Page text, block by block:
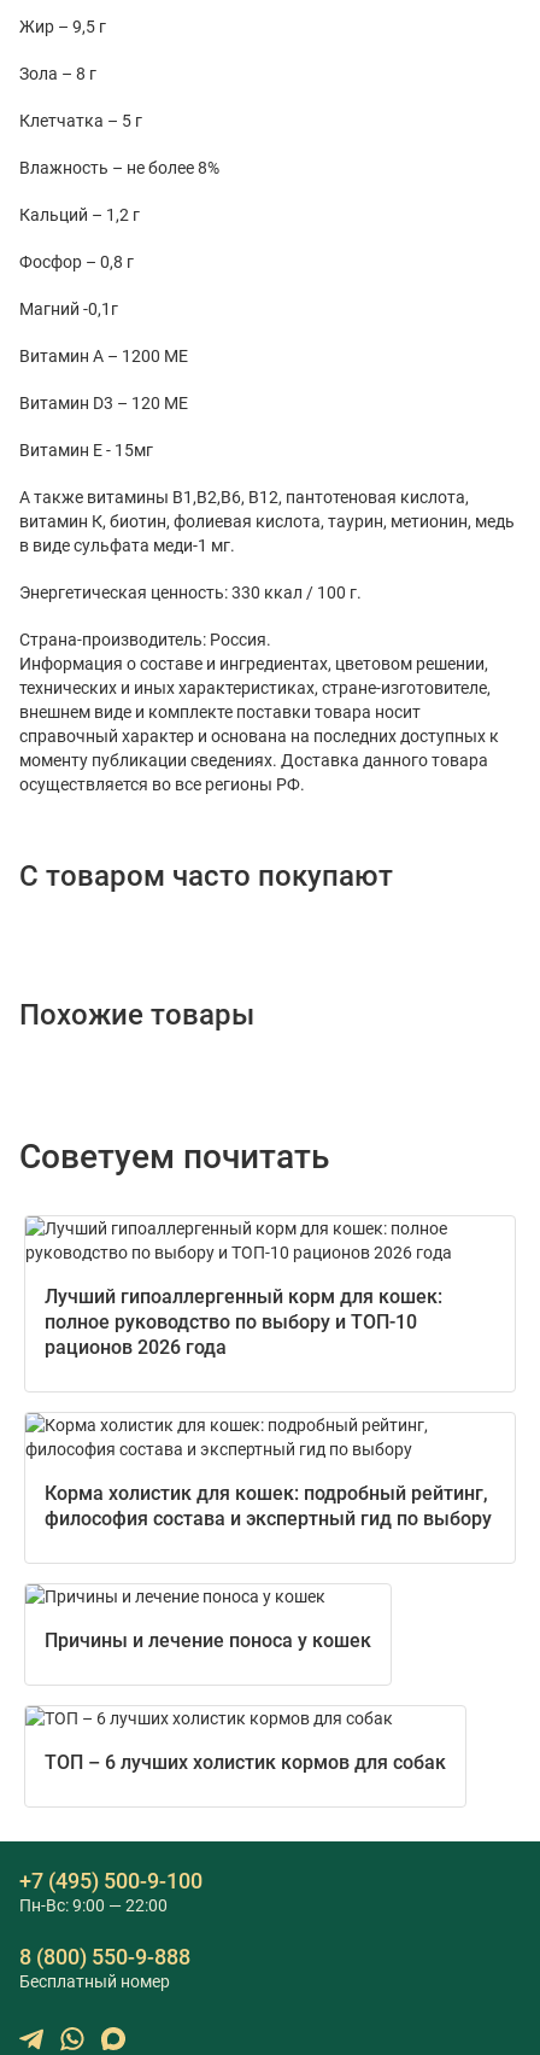
Жир – 9,5 г
Зола – 8 г
Клетчатка – 5 г
Влажность – не более 8%
Кальций – 1,2 г
Фосфор – 0,8 г
Магний -0,1г
Витамин А – 1200 МЕ
Витамин D3 – 120 МЕ
Витамин Е - 15мг
А также витамины В1,В2,В6, В12, пантотеновая кислота,
витамин К, биотин, фолиевая кислота, таурин, метионин, медь
в виде сульфата меди-1 мг.
Энергетическая ценность: 330 ккал / 100 г.
Страна-производитель: Россия.
Информация о составе и ингредиентах, цветовом решении,
технических и иных характеристиках, стране-изготовителе,
внешнем виде и комплекте поставки товара носит
справочный характер и основана на последних доступных к
моменту публикации сведениях. Доставка данного товара
осуществляется во все регионы РФ.
С товаром часто покупают
Похожие товары
Советуем почитать
Лучший гипоаллергенный корм для кошек:
полное руководство по выбору и ТОП-10
рационов 2026 года
Корма холистик для кошек: подробный рейтинг,
философия состава и экспертный гид по выбору
Причины и лечение поноса у кошек
ТОП – 6 лучших холистик кормов для собак
+7 (495) 500-9-100
Пн-Вс: 9:00 — 22:00
8 (800) 550-9-888
Бесплатный номер